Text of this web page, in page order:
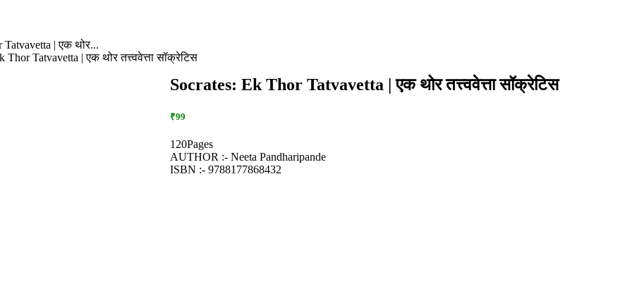
Tatvavetta | एक थोर...
Thor Tatvavetta | एक थोर तत्त्ववेत्ता सॉक्रेटिस
Socrates: Ek Thor Tatvavetta | एक थोर तत्त्ववेत्ता सॉक्रेटिस
₹99
120Pages
AUTHOR :- Neeta Pandharipande
ISBN :- 9788177868432